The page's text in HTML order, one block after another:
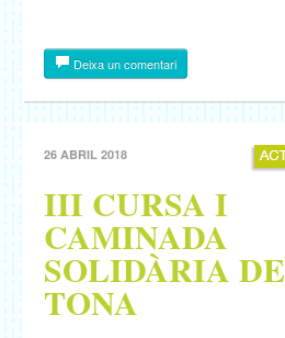
Deixa un comentari
26 ABRIL 2018
III CURSA I
CAMINADA
SOLIDÀRIA DE
TONA